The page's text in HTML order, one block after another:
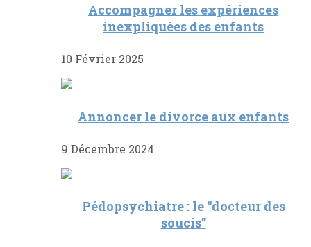
Accompagner les expériences
inexpliquées des enfants
10 Février 2025
Annoncer le divorce aux enfants
9 Décembre 2024
Pédopsychiatre : le “docteur des
soucis”